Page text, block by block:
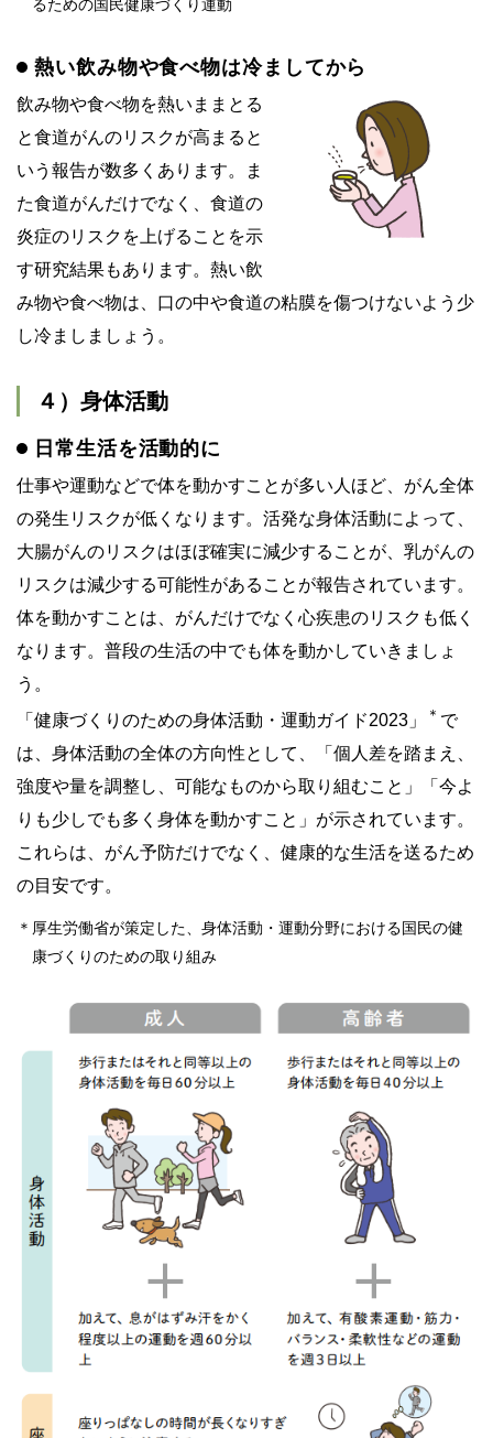
るための国民健康づくり運動
熱い飲み物や食べ物は冷ましてから
飲み物や食べ物を熱いままとる
と食道がんのリスクが高まると
いう報告が数多くあります。ま
た食道がんだけでなく、食道の
炎症のリスクを上げることを示
す研究結果もあります。熱い飲
み物や食べ物は、口の中や食道の粘膜を傷つけないよう少
し冷ましましょう。
４）身体活動
日常生活を活動的に
仕事や運動などで体を動かすことが多い人ほど、がん全体
の発生リスクが低くなります。活発な身体活動によって、
大腸がんのリスクはほぼ確実に減少することが、乳がんの
リスクは減少する可能性があることが報告されています。
体を動かすことは、がんだけでなく心疾患のリスクも低く
なります。普段の生活の中でも体を動かしていきましょ
う。
「健康づくりのための身体活動・運動ガイド2023」
＊ で
は、身体活動の全体の方向性として、「個人差を踏まえ、
強度や量を調整し、可能なものから取り組むこと」「今よ
りも少しでも多く身体を動かすこと」が示されています。
これらは、がん予防だけでなく、健康的な生活を送るため
の目安です。
＊ 厚生労働省が策定した、身体活動・運動分野における国民の健
康づくりのための取り組み